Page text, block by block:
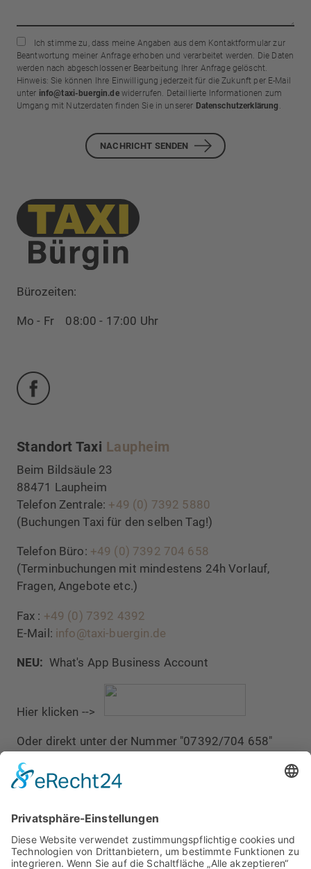
Ich stimme zu, dass meine Angaben aus dem Kontaktformular zur
Beantwortung meiner Anfrage erhoben und verarbeitet werden. Die Daten
werden nach abgeschlossener Bearbeitung Ihrer Anfrage gelöscht.
Hinweis: Sie können Ihre Einwilligung jederzeit für die Zukunft per E-Mail
unter info@taxi-buergin.dewiderrufen. Detaillierte Informationen zum
Umgang mit Nutzerdaten finden Sie in unserer Datenschutzerklärung
NACHRICHT SENDEN
Bürozeiten:
Mo - Fr 08:00 - 17:00 Uhr
Standort Taxi Laupheim
Beim Bildsäule 23
88471 Laupheim
Telefon Zentrale: +49 (0) 7392 5880
(Buchungen Taxi für den selben Tag!)
Telefon Büro: +49 (0) 7392 704 658
(Terminbuchungen mit mindestens 24h Vorlauf,
Fragen, Angebote etc.)
Fax : +49 (0) 7392 4392
E-Mail: info@taxi-buergin.de
NEU: What's App Business Account
Hier klicken -->
Oder direkt unter der Nummer "07392/704 658"
24h Vorlauf)
Standort TaxiBiberach
Bleicherstraße 39